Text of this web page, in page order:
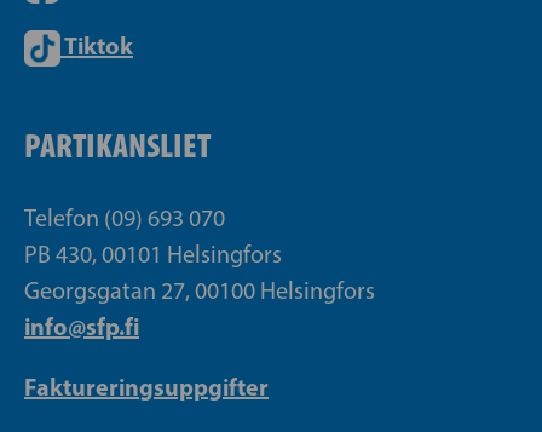
Tiktok
PARTIKANSLIET
Telefon (09) 693 070
PB 430, 00101 Helsingfors
Georgsgatan 27, 00100 Helsingfors
info@sfp.fi
Faktureringsuppgifter